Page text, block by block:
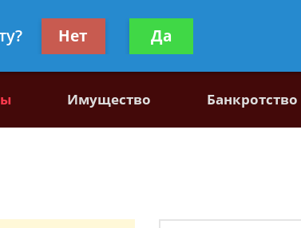
Получите консультацию
бесплатно
Имущество Банкротство
Нет Да